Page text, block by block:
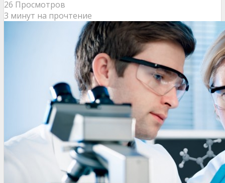
26 Просмотров
3 минут на прочтение